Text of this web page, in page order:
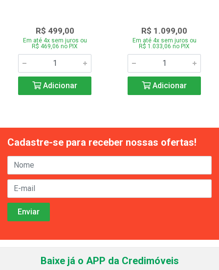
R$ 499,00
Em até 4x sem juros ou
R$ 469,06 no PIX
Adicionar
R$ 1.099,00
Em até 4x sem juros ou
R$ 1.033,06 no PIX
Adicionar
Cadastre-se para receber nossas ofertas!
Baixe já o APP da Credimóveis